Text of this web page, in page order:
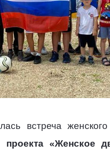
встреча
проекта «Женское